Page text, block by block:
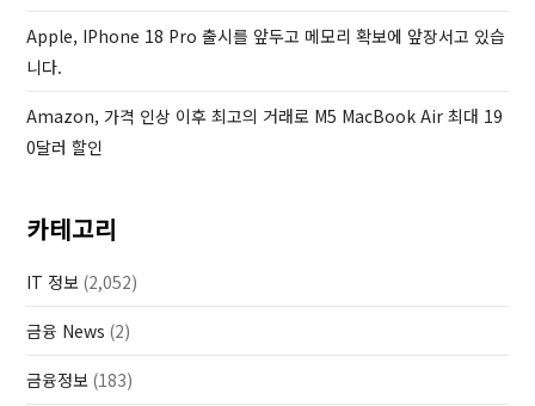
Apple, IPhone 18 Pro 출시를 앞두고 메모리 확보에 앞장서고 있습
니다.
Amazon, 가격 인상 이후 최고의 거래로 M5 MacBook Air 최대 19
0달러 할인
카테고리
IT 정보 (2,052)
금융 News (2)
금융정보 (183)